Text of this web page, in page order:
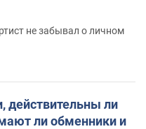
не забывал о личном
действительны ли
ли обменники и